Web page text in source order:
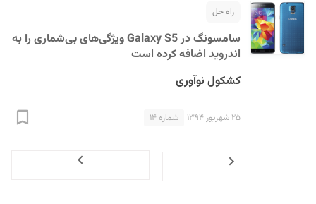
راه حل
سامسونگ در Galaxy S5 ویژگی‌های بی‌شماری را به
اندروید اضافه کرده است
کشکول نوآوری
۲۵ شهریور ۱۳۹۴ شماره ۱۴